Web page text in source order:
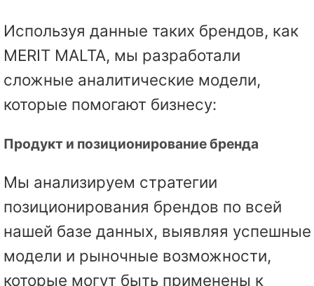
Используя данные таких брендов, как
MERIT MALTA, мы разработали
сложные аналитические модели,
которые помогают бизнесу:
Продукт и позиционирование бренда
Мы анализируем стратегии
позиционирования брендов по всей
нашей базе данных, выявляя успешные
модели и рыночные возможности,
которые могут быть применены к